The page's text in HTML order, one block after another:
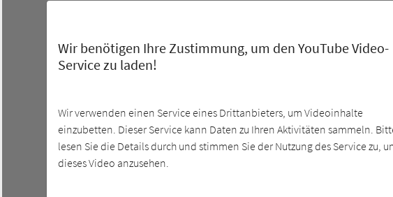
Wir benötigen Ihre Zustimmung, um den YouTube Video-
Service zu laden!
Wir verwenden einen Service eines Drittanbieters, um Videoinhalte
einzubetten. Dieser Service kann Daten zu Ihren Aktivitäten sammeln.
lesen Sie die Details durch und stimmen Sie der Nutzung des Service zu,
dieses Video anzusehen.